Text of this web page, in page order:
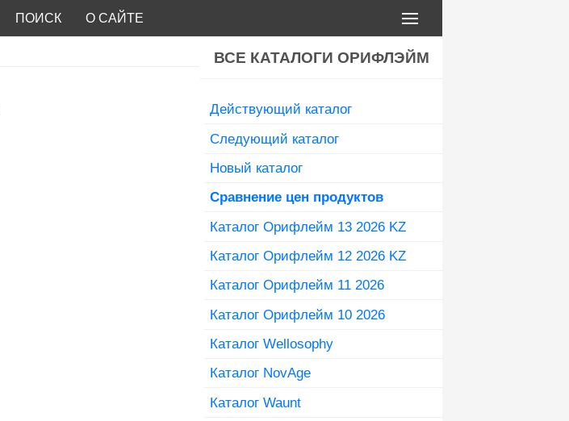
ПОИСК О САЙТЕ
ВСЕ КАТАЛОГИ ОРИФЛЭЙМ
Действующий каталог
Следующий каталог
Новый каталог
Сравнение цен продуктов
Каталог Орифлейм 13 2026 KZ
Каталог Орифлейм 12 2026 KZ
Каталог Орифлейм 11 2026
Каталог Орифлейм 10 2026
Каталог Wellosophy
Каталог NovAge
Каталог Waunt